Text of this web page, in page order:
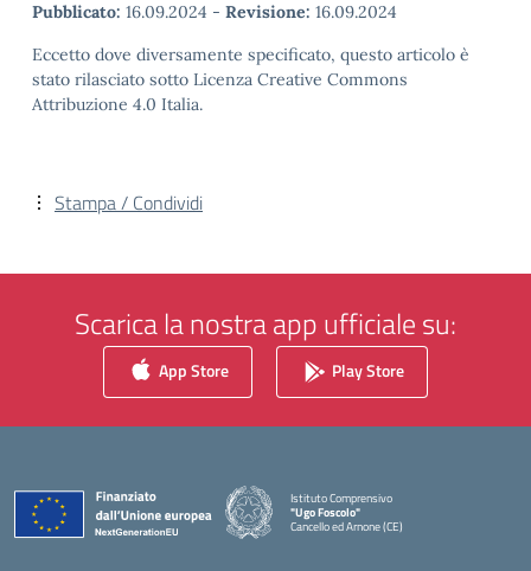
Pubblicato: 16.09.2024 - Revisione: 16.09.2024
Eccetto dove diversamente specificato, questo articolo è
stato rilasciato sotto Licenza Creative Commons
Attribuzione 4.0 Italia.
Stampa / Condividi
Scarica la nostra app ufficiale su:
App Store Play Store
Istituto Comprensivo
"Ugo Foscolo"
Cancello ed Arnone (CE)